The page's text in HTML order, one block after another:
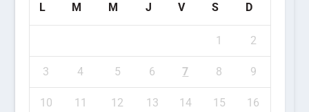
L M M J V S D
1 2
3 4 5 6 7 8 9
10 11 12 13 14 15 16